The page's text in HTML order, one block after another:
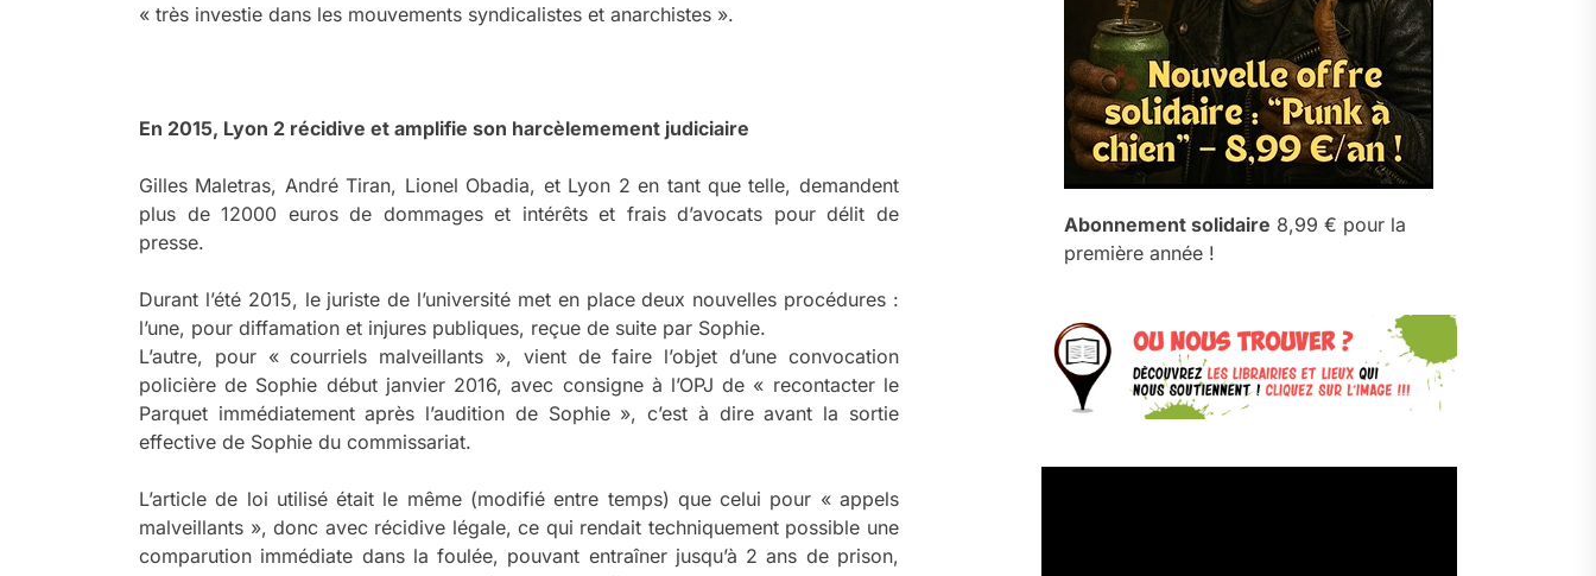
« très investie dans les mouvements syndicalistes et anarchistes ».
En 2015, Lyon 2 récidive et amplifie son harcèlemement judiciaire
Gilles Maletras, André Tiran, Lionel Obadia, et Lyon 2 en tant que telle, demandent
plus de 12000 euros de dommages et intérêts et frais d’avocats pour délit de
presse.
Durant l’été 2015, le juriste de l’université met en place deux nouvelles procédures :
l’une, pour diffamation et injures publiques, reçue de suite par Sophie.
L’autre, pour « courriels malveillants », vient de faire l’objet d’une convocation
policière de Sophie début janvier 2016, avec consigne à l’OPJ de « recontacter le
Parquet immédiatement après l’audition de Sophie », c’est à dire avant la sortie
effective de Sophie du commissariat.
L’article de loi utilisé était le même (modifié entre temps) que celui pour « appels
malveillants », donc avec récidive légale, ce qui rendait techniquement possible une
comparution immédiate dans la foulée, pouvant entraîner jusqu’à 2 ans de prison,
Abonnement solidaire 8,99 € pour la
première année !